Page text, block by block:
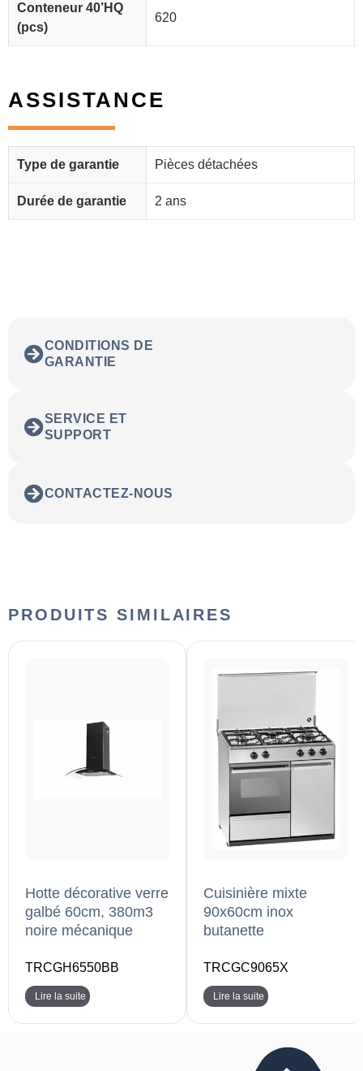
Conteneur 40’HQ
(pcs)
620
ASSISTANCE
Type de garantie Pièces détachées
Durée de garantie 2 ans
CONDITIONS DE
GARANTIE
SERVICE ET
SUPPORT
CONTACTEZ-NOUS
PRODUITS SIMILAIRES
Hotte décorative verre
galbé 60cm, 380m3
noire mécanique
TRCGH6550BB
Lire la suite
Cuisinière mixte
90x60cm inox
butanette
TRCGC9065X
Lire la suite